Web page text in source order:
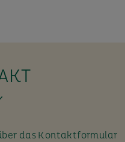
das Kontaktformular